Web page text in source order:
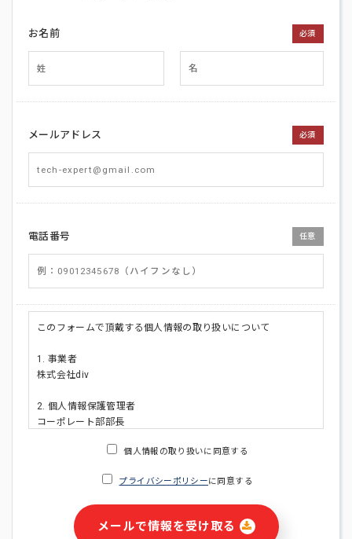
お名前 必須
メールアドレス 必須
電話番号 任意
このフォームで頂戴する個人情報の取り扱いについて
1. 事業者
株式会社div
2. 個人情報保護管理者
コーポレート部部長
・ご請求された資料の送付のため
・本サービス及び本サービスに関連する情報(当社及び第三者の
個人情報の取り扱いに同意する
プライバシーポリシーに同意する
メールで情報を受け取る